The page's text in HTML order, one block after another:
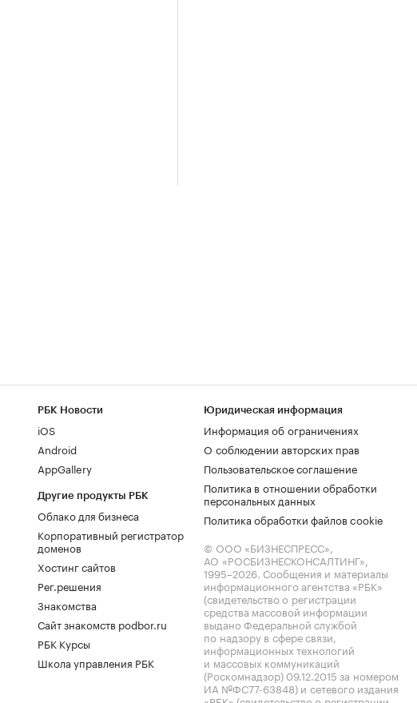
РБК Новости
iOS
Android
AppGallery
Другие продукты РБК
Облако для бизнеса
Корпоративный регистратор
доменов
Хостинг сайтов
Рег.решения
Знакомства
Сайт знакомств podbor.ru
РБК Курсы
Школа управления РБК
Юридическая информация
Информация об ограничениях
О соблюдении авторских прав
Пользовательское соглашение
Политика в отношении обработки
персональных данных
Политика обработки файлов cookie
© ООО «БИЗНЕСПРЕСС»,
АО «РОСБИЗНЕСКОНСАЛТИНГ»,
1995–2026. Сообщения и материалы
информационного агентства «РБК»
(свидетельство о регистрации
средства массовой информации
выдано Федеральной службой
по надзору в сфере связи,
информационных технологий
и массовых коммуникаций
(Роскомнадзор) 09.12.2015 за номером
ИА №ФС77-63848) и сетевого издания